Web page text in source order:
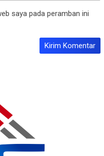
saya pada peramban ini